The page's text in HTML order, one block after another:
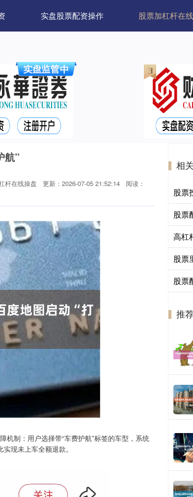
实盘股票配资操作 股票加杠杆在
航”
杆在线操盘 更新：2026-07-05 21:52:14
阅读：
机制：用户选择带“车费护航”标签的车型，系统
现未上车全额退款。
相
推